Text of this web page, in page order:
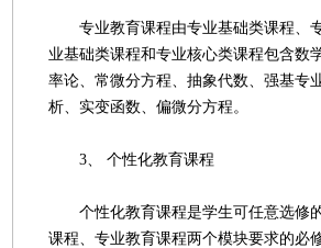
专业教育课程由专业基础类课程、
业基础类课程和专业核心类课程包含数
率论、常微分方程、抽象代数、强基专
析、实变函数、偏微分方程。
3、 个性化教育课程
个性化教育课程是学生可任意选修
课程、专业教育课程两个模块要求的必